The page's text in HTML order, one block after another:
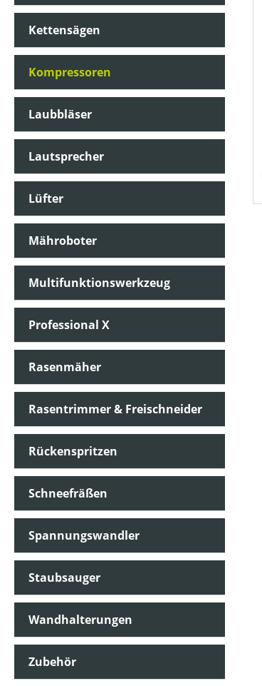
Kettensägen
Kompressoren
Laubbläser
Lautsprecher
Lüfter
Mähroboter
Multifunktionswerkzeug
Professional X
Rasenmäher
Rasentrimmer & Freischneider
Rückenspritzen
Schneefräßen
Spannungswandler
Staubsauger
Wandhalterungen
Zubehör